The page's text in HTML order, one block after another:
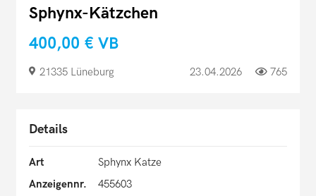
Sphynx-Kätzchen
400,00 € VB
21335 Lüneburg 23.04.2026 765
Details
Art
Sphynx Katze
Anzeigennr.
455603